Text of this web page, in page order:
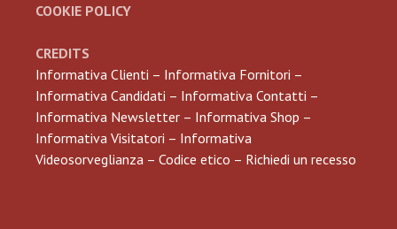
COOKIE POLICY
CREDITS
Informativa Clienti – Informativa Fornitori –
Informativa Candidati – Informativa Contatti –
Informativa Newsletter – Informativa Shop –
Informativa Visitatori – Informativa
Videosorveglianza – Codice etico – Richiedi un recesso